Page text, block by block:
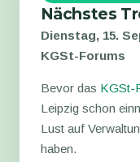
Nächstes
Dienstag, 15.
KGSt-Forums
Bevor das KGSt-
Leipzig schon
Lust auf
haben.